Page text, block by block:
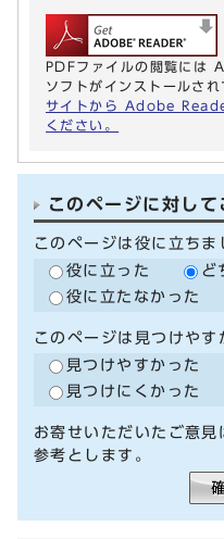
PDFファイルの閲覧には
ソフトがインストールされ
サイトから Adobe
ください。
このページに対し
このページは役に立ちま
役に立った
ど
役に立たなかった
このページは見つけやす
見つけやすかった
見つけにくかった
お寄せいただいたご意
参考とします。